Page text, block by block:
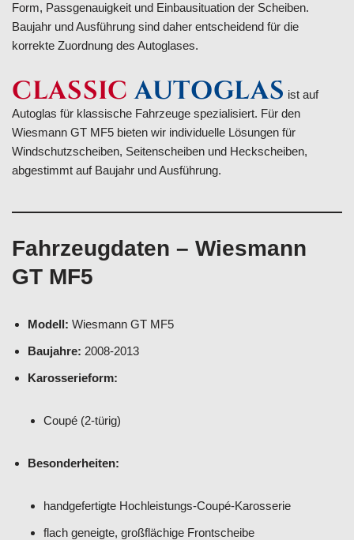
Form, Passgenauigkeit und Einbausituation der Scheiben.
Baujahr und Ausführung sind daher entscheidend für die
korrekte Zuordnung des Autoglases.
CLASSIC AUTOGLAS ist auf
Autoglas für klassische Fahrzeuge spezialisiert. Für den
Wiesmann GT MF5 bieten wir individuelle Lösungen für
Windschutzscheiben, Seitenscheiben und Heckscheiben,
abgestimmt auf Baujahr und Ausführung.
Fahrzeugdaten – Wiesmann
GT MF5
Modell: Wiesmann GT MF5
Baujahre: 2008-2013
Karosserieform:
Coupé (2-türig)
Besonderheiten:
handgefertigte Hochleistungs-Coupé-Karosserie
flach geneigte, großflächige Frontscheibe